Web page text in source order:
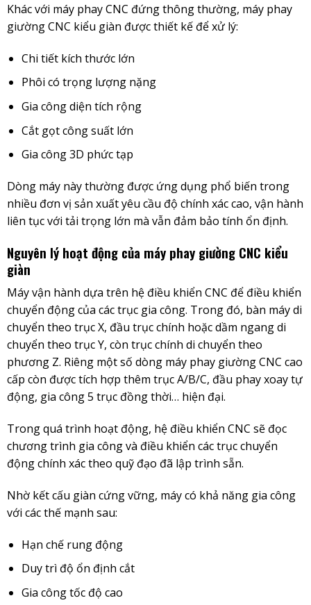
Khác với máy phay CNC đứng thông thường, máy phay
giường CNC kiểu giàn được thiết kế để xử lý:
Chi tiết kích thước lớn
Phôi có trọng lượng nặng
Gia công diện tích rộng
Cắt gọt công suất lớn
Gia công 3D phức tạp
Dòng máy này thường được ứng dụng phổ biến trong
nhiều đơn vị sản xuất yêu cầu độ chính xác cao, vận hành
liên tục với tải trọng lớn mà vẫn đảm bảo tính ổn định.
Nguyên lý hoạt động của máy phay giường CNC kiểu
giàn
Máy vận hành dựa trên hệ điều khiển CNC để điều khiển
chuyển động của các trục gia công. Trong đó, bàn máy di
chuyển theo trục X, đầu trục chính hoặc dầm ngang di
chuyển theo trục Y, còn trục chính di chuyển theo
phương Z. Riêng một số dòng máy phay giường CNC cao
cấp còn được tích hợp thêm trục A/B/C, đầu phay xoay tự
động, gia công 5 trục đồng thời… hiện đại.
Trong quá trình hoạt động, hệ điều khiển CNC sẽ đọc
chương trình gia công và điều khiển các trục chuyển
động chính xác theo quỹ đạo đã lập trình sẵn.
Nhờ kết cấu giàn cứng vững, máy có khả năng gia công
với các thế mạnh sau:
Hạn chế rung động
Duy trì độ ổn định cắt
Gia công tốc độ cao